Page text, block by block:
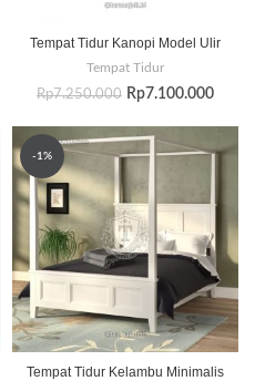
Tempat Tidur Kanopi Model Ulir
Tempat Tidur
Rp7.250.000 Rp7.100.000
-1%
Tempat Tidur Kelambu Minimalis